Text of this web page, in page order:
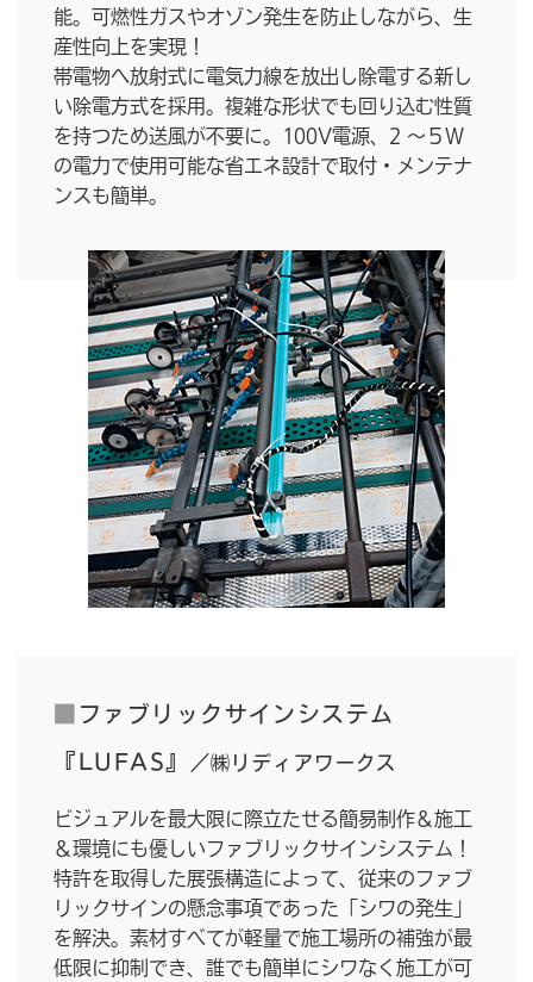
能。可燃性ガスやオゾン発生を防止しながら、生
産性向上を実現！
帯電物へ放射式に電気力線を放出し除電する新し
い除電方式を採用。複雑な形状でも回り込む性質
を持つため送風が不要に。100V電源、2 ～５W
の電力で使用可能な省エネ設計で取付・メンテナ
ンスも簡単。
■ ファブリックサインシステム
『LUFAS』
／㈱リディアワークス
ビジュアルを最大限に際立たせる簡易制作＆施工
＆環境にも優しいファブリックサインシステム！
特許を取得した展張構造によって、従来のファブ
リックサインの懸念事項であった「シワの発生」
を解決。素材すべてが軽量で施工場所の補強が最
低限に抑制でき、誰でも簡単にシワなく施工が可